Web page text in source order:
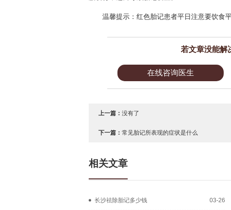
温馨提示：红色胎记患者平日注意要饮食
若文章没能解
在线咨询医生
上一篇： 没有了
下一篇： 常见胎记所表现的症状是什么
相关文章
长沙祛除胎记多少钱 03-26